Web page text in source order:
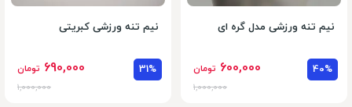
نیم تنه ورزشی مدل گره ای
40%
600,000 تومان
1,000,000
نیم تنه ورزشی کبریتی
31%
690,000 تومان
1,000,000